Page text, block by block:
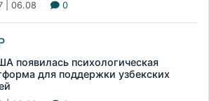
| 06.08 0
появилась психологическая
для поддержки узбекских